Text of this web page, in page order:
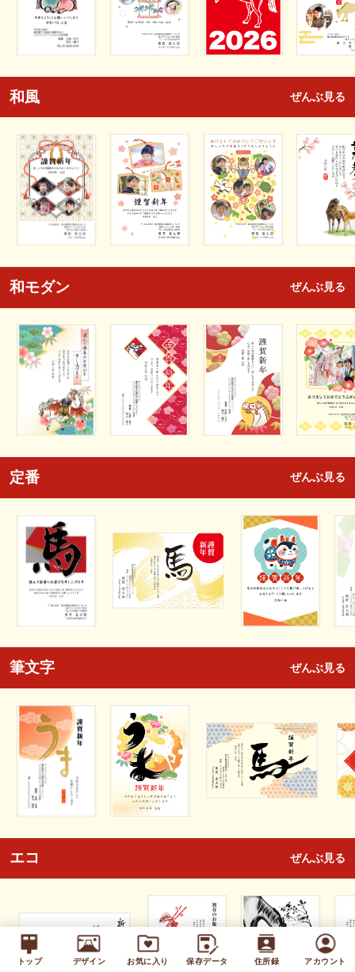
トップ デザイン お気に入り 保存データ 住所録 アカウント
和風 ぜんぶ見る
和モダン ぜんぶ見る
定番 ぜんぶ見る
筆文字 ぜんぶ見る
エコ ぜんぶ見る